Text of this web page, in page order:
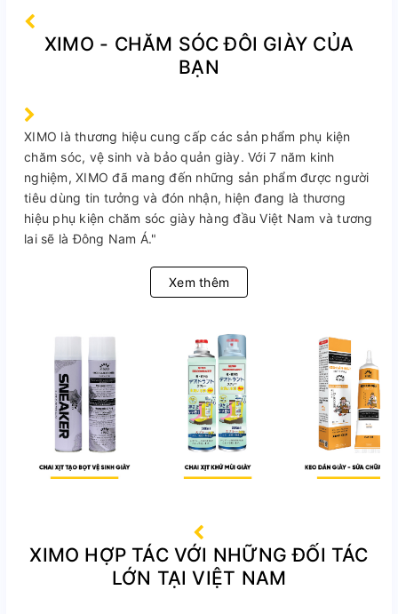
XIMO - CHĂM SÓC ĐÔI GIÀY CỦA
BẠN
XIMO là thương hiệu cung cấp các sản phẩm phụ kiện
chăm sóc, vệ sinh và bảo quản giày. Với 7 năm kinh
nghiệm, XIMO đã mang đến những sản phẩm được người
tiêu dùng tin tưởng và đón nhận, hiện đang là thương
hiệu phụ kiện chăm sóc giày hàng đầu Việt Nam và tương
lai sẽ là Đông Nam Á."
Xem thêm
XIMO HỢP TÁC VỚI NHỮNG ĐỐI TÁC
LỚN TẠI VIỆT NAM